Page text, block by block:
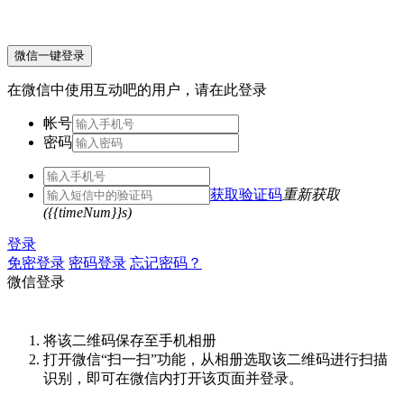
微信一键登录
在微信中使用互动吧的用户，请在此登录
帐号
密码
获取验证码重新获取
({{timeNum}}s)
登录
免密登录 密码登录 忘记密码？
微信登录
将该二维码保存至手机相册
打开微信“扫一扫”功能，从相册选取该二维码进行扫描
识别，即可在微信内打开该页面并登录。